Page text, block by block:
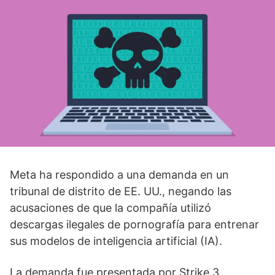
Meta ha respondido a una demanda en un
tribunal de distrito de EE. UU., negando las
acusaciones de que la compañía utilizó
descargas ilegales de pornografía para entrenar
sus modelos de inteligencia artificial (IA).
La demanda fue presentada por Strike 3